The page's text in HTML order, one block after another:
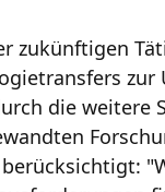
zukünftigen
die weitere